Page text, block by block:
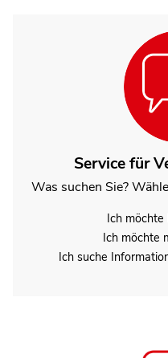
Service für
Was suchen Sie?
Ich
Ich möchte
Ich suche